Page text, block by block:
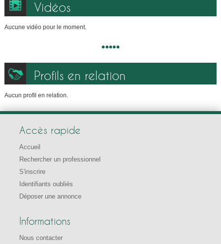
Vidéos
Aucune vidéo pour le moment.
Profils en relation
Aucun profil en relation.
Accès rapide
Accueil
Rechercher un professionnel
S'inscrire
Identifiants oubliés
Déposer une annonce
Informations
Nous contacter